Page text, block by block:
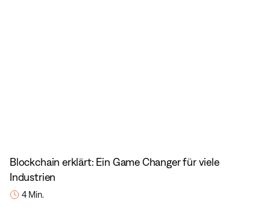
Blockchain erklärt: Ein Game Changer für viele
Industrien
4 Min.